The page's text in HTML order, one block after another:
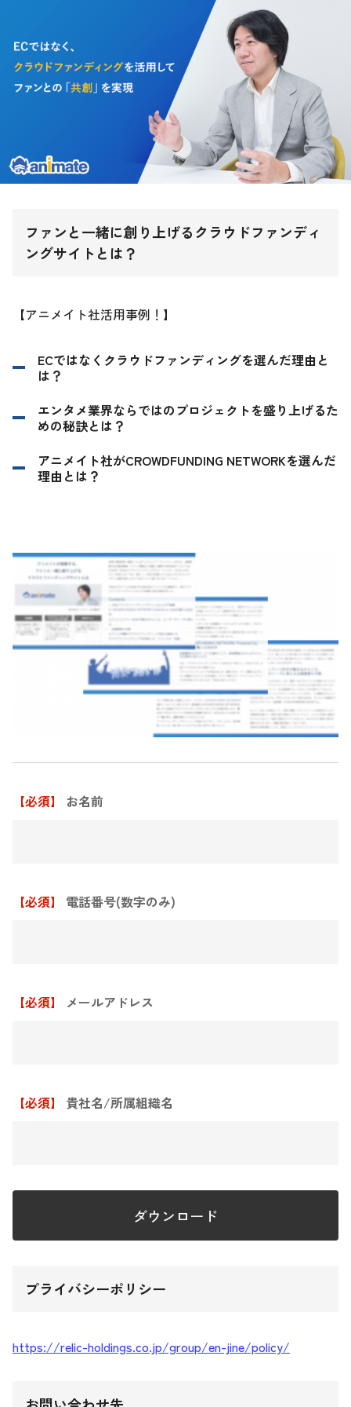
ファンと一緒に創り上げるクラウドファンディ
ングサイトとは？
【アニメイト社活用事例！】
ECではなくクラウドファンディングを選んだ理由と
は？
エンタメ業界ならではのプロジェクトを盛り上げるた
めの秘訣とは？
アニメイト社がCROWDFUNDING NETWORKを選んだ
理由とは？
【必須】 お名前
【必須】 電話番号(数字のみ)
【必須】 メールアドレス
【必須】 貴社名/所属組織名
プライバシーポリシー
https://relic-holdings.co.jp/group/en-jine/policy/